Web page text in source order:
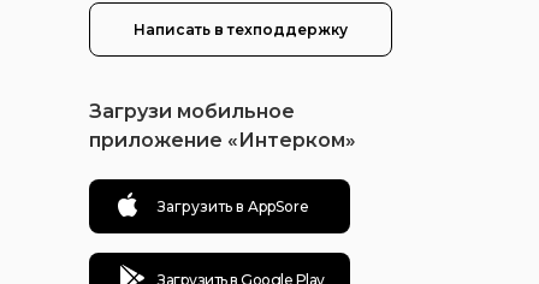
Загрузи мобильное
приложение «Интерком»
Написать в техподдержку
Загрузить в AppSore
Загрузить в Google Play